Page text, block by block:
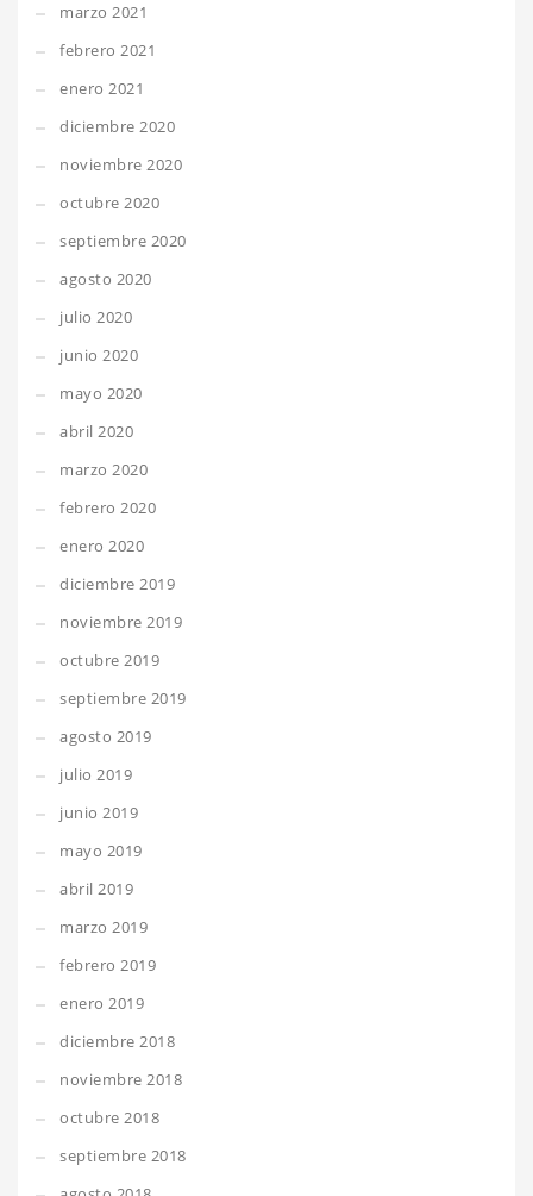
marzo 2021
febrero 2021
enero 2021
diciembre 2020
noviembre 2020
octubre 2020
septiembre 2020
agosto 2020
julio 2020
junio 2020
mayo 2020
abril 2020
marzo 2020
febrero 2020
enero 2020
diciembre 2019
noviembre 2019
octubre 2019
septiembre 2019
agosto 2019
julio 2019
junio 2019
mayo 2019
abril 2019
marzo 2019
febrero 2019
enero 2019
diciembre 2018
noviembre 2018
octubre 2018
septiembre 2018